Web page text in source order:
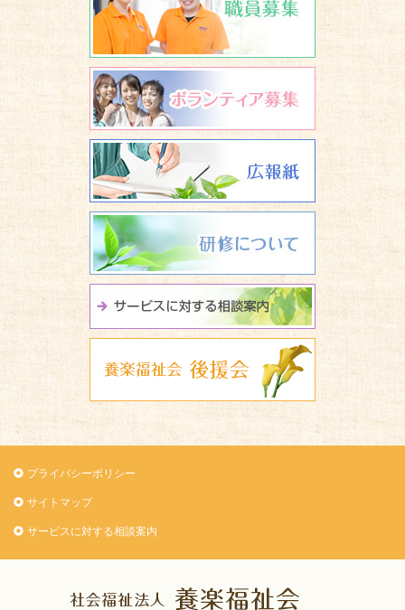
研修について
プライバシーポリシー
サイトマップ
サービスに対する相談案内